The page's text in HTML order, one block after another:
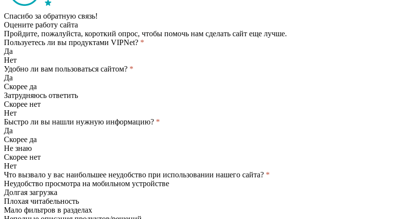
Спасибо за обратную связь!
Оцените работу сайта
Пройдите, пожалуйста, короткий опрос, чтобы помочь нам сделать сайт еще лучше.
Пользуетесь ли вы продуктами VIPNet? *
Да
Нет
Удобно ли вам пользоваться сайтом? *
Да
Скорее да
Затрудняюсь ответить
Скорее нет
Нет
Быстро ли вы нашли нужную информацию? *
Да
Скорее да
Не знаю
Скорее нет
Нет
Что вызвало у вас наибольшее неудобство при использовании нашего сайта? *
Неудобство просмотра на мобильном устройстве
Долгая загрузка
Плохая читабельность
Мало фильтров в разделах